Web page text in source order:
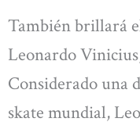
También brillará
Leonardo
Considerado una
skate mundial,